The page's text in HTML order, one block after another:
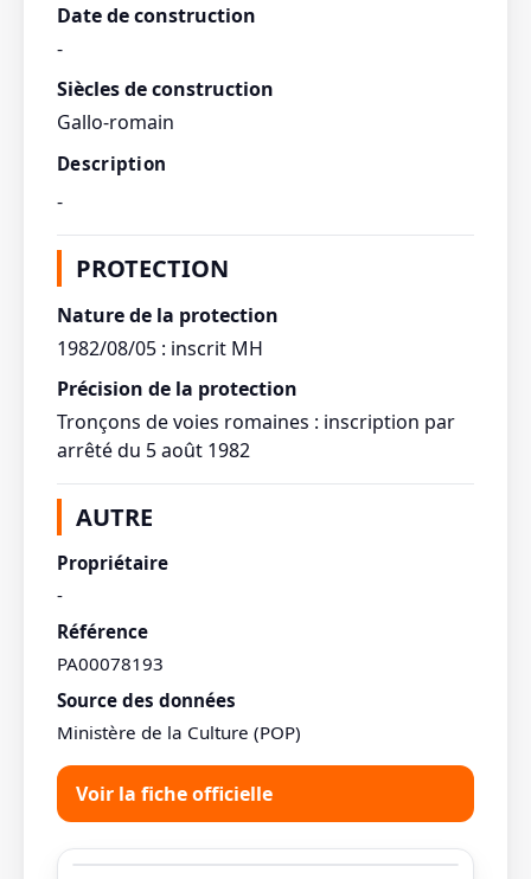
Date de construction
-
Siècles de construction
Gallo-romain
Description
-
PROTECTION
Nature de la protection
1982/08/05 : inscrit MH
Précision de la protection
Tronçons de voies romaines : inscription par
arrêté du 5 août 1982
AUTRE
Propriétaire
-
Référence
PA00078193
Source des données
Ministère de la Culture (POP)
Voir la fiche officielle